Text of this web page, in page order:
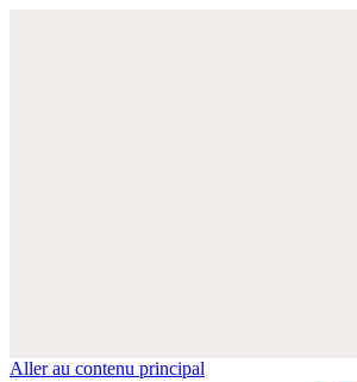
Aller au contenu principal